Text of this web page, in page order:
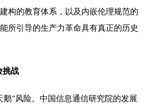
构的教育体系，以及内嵌伦理规范的
所引导的生产力革命具有真正的历史
挑战
鹅”风险。中国信息通信研究院的发展